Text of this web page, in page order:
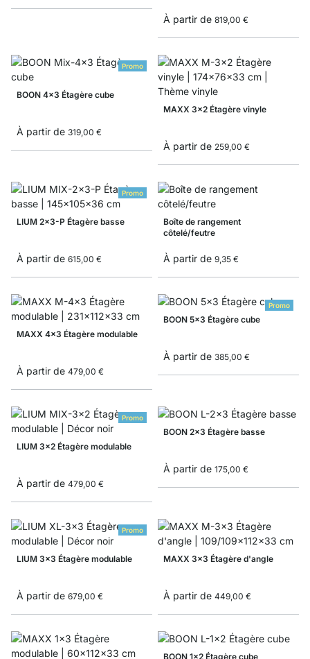
À partir de 819,00 €
Promo
BOON 4x3 Étagère cube
À partir de 319,00 €
MAXX 3x2 Étagère vinyle
À partir de 259,00 €
Promo
LIUM 2x3-P Étagère basse
À partir de 615,00 €
Boîte de rangement
côtelé/feutre
À partir de 9,35 €
MAXX 4x3 Étagère modulable
À partir de 479,00 €
Promo
BOON 5x3 Étagère cube
À partir de 385,00 €
Promo
LIUM 3x2 Étagère modulable
À partir de 479,00 €
BOON 2x3 Étagère basse
À partir de 175,00 €
Promo
LIUM 3x3 Étagère modulable
À partir de 679,00 €
MAXX 3x3 Étagère d'angle
À partir de 449,00 €
BOON 1x2 Étagère cube